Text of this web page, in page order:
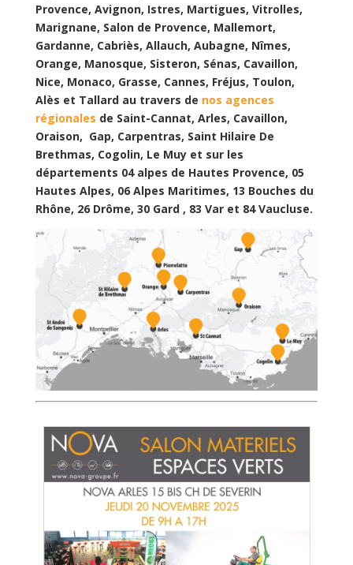
Provence, Avignon, Istres, Martigues, Vitrolles,
Marignane, Salon de Provence, Mallemort,
Gardanne, Cabriès, Allauch, Aubagne, Nîmes,
Orange, Manosque, Sisteron, Sénas, Cavaillon,
Nice, Monaco, Grasse, Cannes, Fréjus, Toulon,
Alès et Tallard au travers de nos agences
régionales de Saint-Cannat, Arles, Cavaillon,
Oraison, Gap, Carpentras, Saint Hilaire De
Brethmas, Cogolin, Le Muy et sur les
départements 04 alpes de Hautes Provence, 05
Hautes Alpes, 06 Alpes Maritimes, 13 Bouches du
Rhône, 26 Drôme, 30 Gard , 83 Var et 84 Vaucluse.